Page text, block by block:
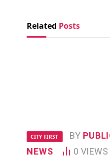
Related Posts
CITY FIRST BY
NEWS
0 VIEWS